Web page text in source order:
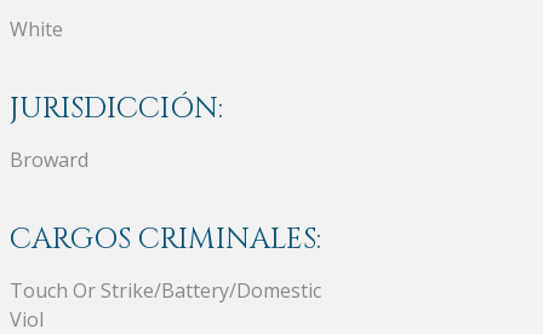
White
JURISDICCIÓN:
Broward
CARGOS CRIMINALES:
Touch Or Strike/Battery/Domestic
Viol